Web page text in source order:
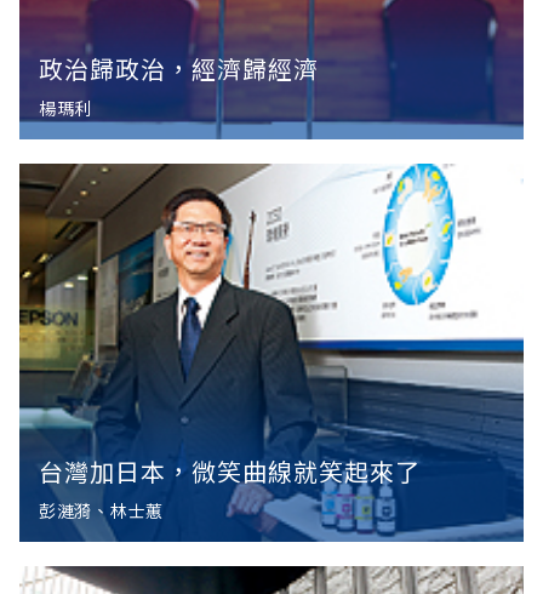
政治歸政治，經濟歸經濟
楊瑪利
台灣加日本，微笑曲線就笑起來了
彭漣漪、林士蕙